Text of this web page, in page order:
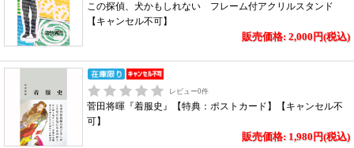
この探偵、犬かもしれない フレーム付アクリルスタンド
【キャンセル不可】
販売価格: 2,000円(税込)
レビュー0件
菅田将暉『着服史』【特典：ポストカード】【キャンセル不
可】
販売価格: 1,980円(税込)